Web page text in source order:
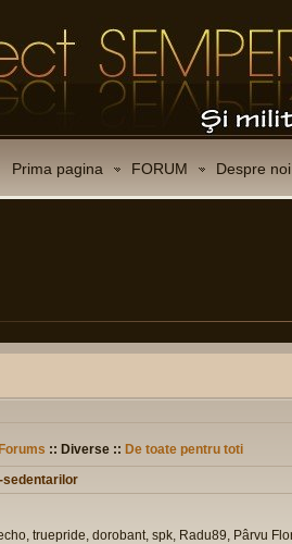
Prima pagina FORUM Despre noi
Forums :: Diverse :: De toate pentru toti
sedentarilor
truepride, dorobant, spk, Radu89, Pârvu